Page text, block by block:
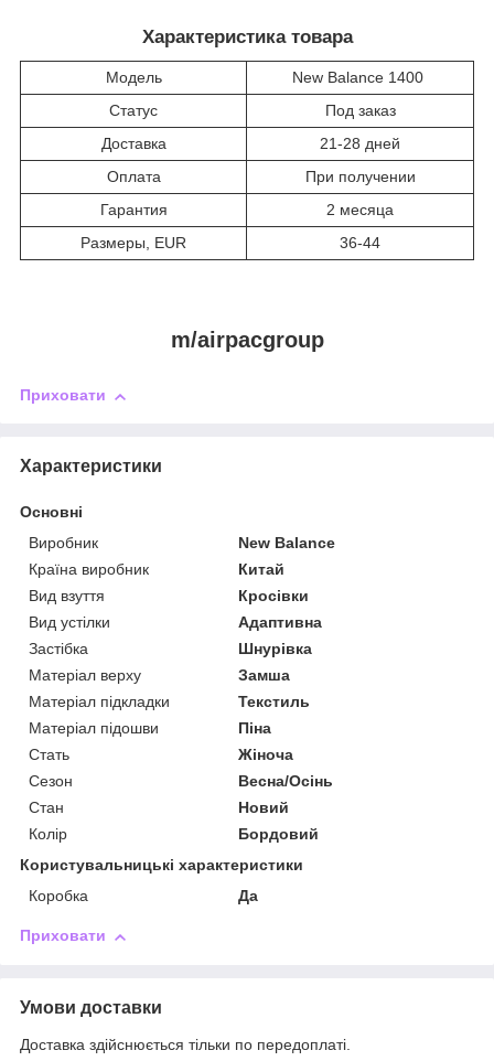
Характеристика товара
Модель
New Balance 1400
Статус
Под заказ
Доставка
21-28 дней
Оплата
При получении
Гарантия
2 месяца
Размеры, EUR
36-44
m/airpacgroup
Приховати
Характеристики
Основні
Виробник
New Balance
Країна виробник
Китай
Вид взуття
Кросівки
Вид устілки
Адаптивна
Застібка
Шнурівка
Матеріал верху
Замша
Матеріал підкладки
Текстиль
Матеріал підошви
Піна
Стать
Жіноча
Сезон
Весна/Осінь
Стан
Новий
Колір
Бордовий
Користувальницькі характеристики
Коробка
Да
Приховати
Умови доставки
Доставка здійснюється тільки по передоплаті.